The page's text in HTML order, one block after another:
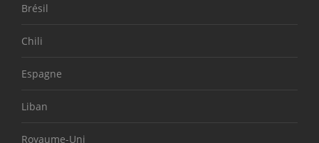
Brésil
Chili
Espagne
Liban
Royaume-Uni